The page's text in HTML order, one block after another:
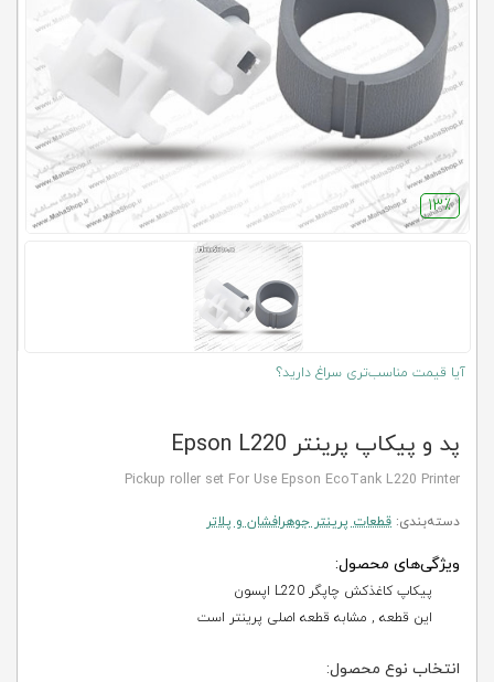
کلاب
محاشاپ
13٪
آیا قیمت مناسب‌تری سراغ دارید؟
پد و پیکاپ پرینتر Epson L220
Pickup roller set For Use Epson EcoTank L220 Printer
دسته‌بندی: قطعات پرینتر جوهرافشان و پلاتر
ویژگی‌های محصول:
پیکاپ کاغذکش چاپگر L220 اپسون
این قطعه , مشابه قطعه اصلی پرینتر است
انتخاب نوع محصول: